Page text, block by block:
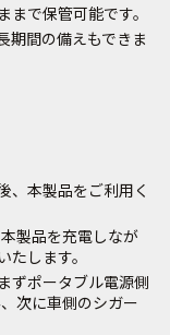
で保管可能です。
期間の備えもできま
、本製品をご利用く
製品を充電しなが
します。
ずポータブル電源側
次に車側のシガー